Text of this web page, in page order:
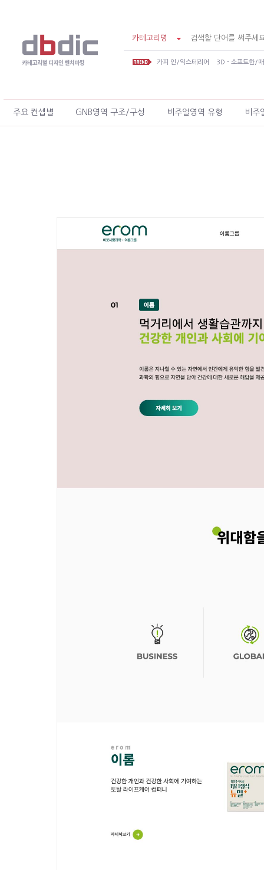
카테고리명
카피 인/익스테리어 3D - 소프트한/
주요 컨셉별 GNB영역 구조/구성 비주얼영역 유형 비주